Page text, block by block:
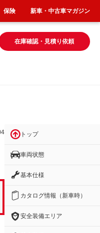
在庫確認・見積り依頼
トップ
車両状態
基本仕様
カタログ情報（新車時）
安全装備エリア
保険 新車・中古車マガジン